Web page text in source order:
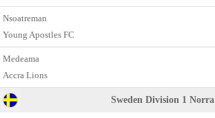
Nsoatreman
Young Apostles FC
Medeama
Accra Lions
Sweden Division 1 Norra